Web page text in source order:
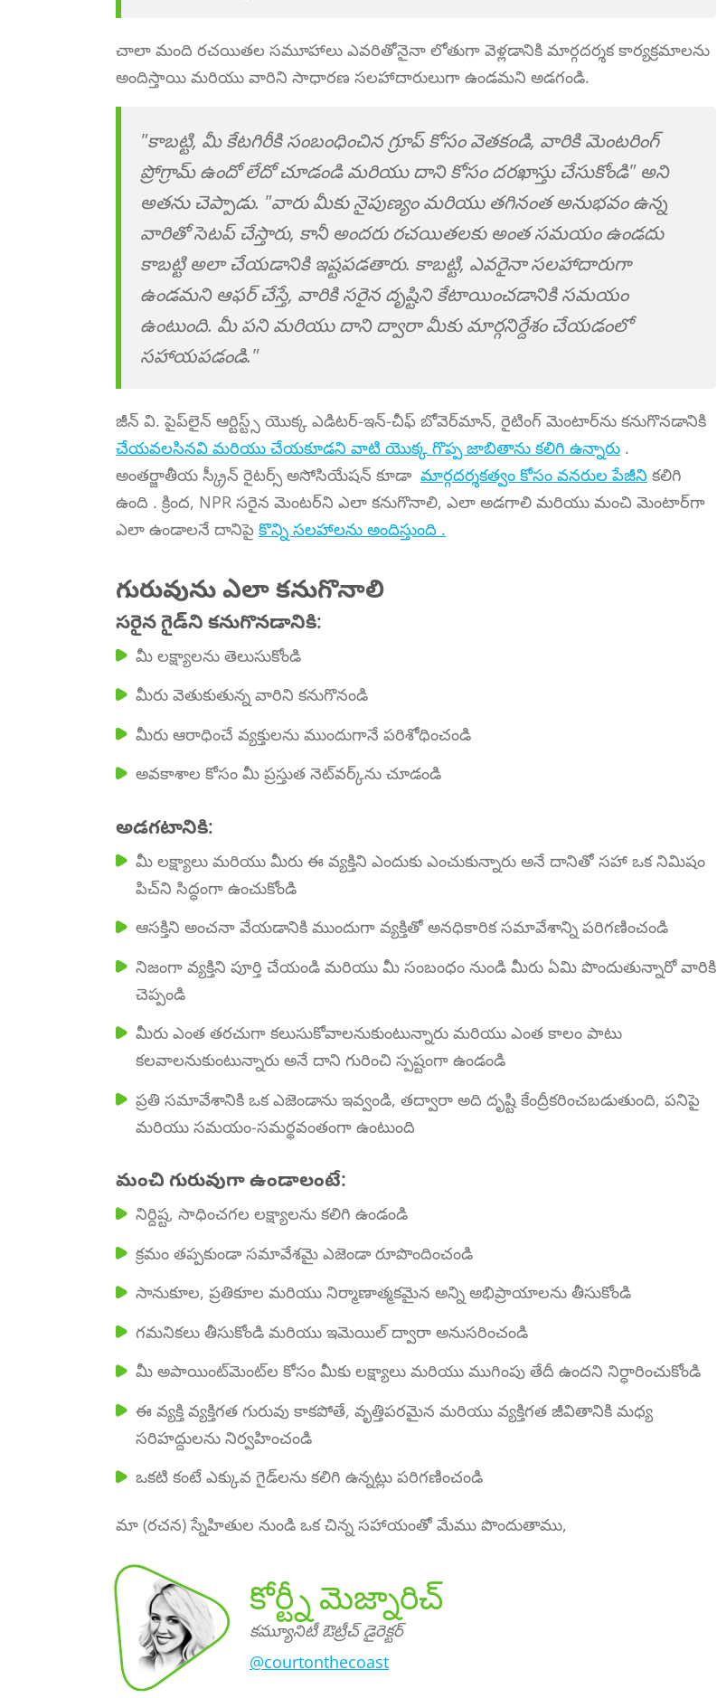
చాలా మంది రచయితల సమూహాలు ఎవరితోనైనా లోతుగా వెళ్లడానికి మార్గదర్శక కార్యక్రమాలను
అందిస్తాయి మరియు వారిని సాధారణ సలహాదారులుగా ఉండమని అడగండి.
"కాబట్టి, మీ కేటగిరీకి సంబంధించిన గ్రూప్ కోసం వెతకండి, వారికి మెంటరింగ్
ప్రోగ్రామ్ ఉందో లేదో చూడండి మరియు దాని కోసం దరఖాస్తు చేసుకోండి" అని
అతను చెప్పాడు. "వారు మీకు నైపుణ్యం మరియు తగినంత అనుభవం ఉన్న
వారితో సెటప్ చేస్తారు, కానీ అందరు రచయితలకు అంత సమయం ఉండదు
కాబట్టి అలా చేయడానికి ఇష్టపడతారు. కాబట్టి, ఎవరైనా సలహాదారుగా
ఉండమని ఆఫర్ చేస్తే, వారికి సరైన దృష్టిని కేటాయించడానికి సమయం
ఉంటుంది. మీ పని మరియు దాని ద్వారా మీకు మార్గనిర్దేశం చేయడంలో
సహాయపడండి."
జీన్ వి. పైప్‌లైన్ ఆర్టిస్ట్స్ యొక్క ఎడిటర్-ఇన్-చీఫ్ బోవెర్‌మాన్, రైటింగ్ మెంటార్‌ను కనుగొనడానికి
చేయవలసినవి మరియు చేయకూడని వాటి యొక్క గొప్ప జాబితాను కలిగి ఉన్నారు .
అంతర్జాతీయ స్క్రీన్ రైటర్స్ అసోసియేషన్ కూడా మార్గదర్శకత్వం కోసం వనరుల పేజీని కలిగి
ఉంది . క్రింద, NPR సరైన మెంటర్‌ని ఎలా కనుగొనాలి, ఎలా అడగాలి మరియు మంచి మెంటార్‌గా
ఎలా ఉండాలనే దానిపై కొన్ని సలహాలను అందిస్తుంది .
గురువును ఎలా కనుగొనాలి
సరైన గైడ్‌ని కనుగొనడానికి:
మీ లక్ష్యాలను తెలుసుకోండి
మీరు వెతుకుతున్న వారిని కనుగొనండి
మీరు ఆరాధించే వ్యక్తులను ముందుగానే పరిశోధించండి
అవకాశాల కోసం మీ ప్రస్తుత నెట్‌వర్క్‌ను చూడండి
అడగటానికి:
మీ లక్ష్యాలు మరియు మీరు ఈ వ్యక్తిని ఎందుకు ఎంచుకున్నారు అనే దానితో సహా ఒక నిమిషం
పిచ్‌ని సిద్ధంగా ఉంచుకోండి
ఆసక్తిని అంచనా వేయడానికి ముందుగా వ్యక్తితో అనధికారిక సమావేశాన్ని పరిగణించండి
నిజంగా వ్యక్తిని పూర్తి చేయండి మరియు మీ సంబంధం నుండి మీరు ఏమి పొందుతున్నారో వారికి
చెప్పండి
మీరు ఎంత తరచుగా కలుసుకోవాలనుకుంటున్నారు మరియు ఎంత కాలం పాటు
కలవాలనుకుంటున్నారు అనే దాని గురించి స్పష్టంగా ఉండండి
ప్రతి సమావేశానికి ఒక ఎజెండాను ఇవ్వండి, తద్వారా అది దృష్టి కేంద్రీకరించబడుతుంది, పనిపై
మరియు సమయం-సమర్థవంతంగా ఉంటుంది
మంచి గురువుగా ఉండాలంటే:
నిర్దిష్ట, సాధించగల లక్ష్యాలను కలిగి ఉండండి
క్రమం తప్పకుండా సమావేశమై ఎజెండా రూపొందించండి
సానుకూల, ప్రతికూల మరియు నిర్మాణాత్మకమైన అన్ని అభిప్రాయాలను తీసుకోండి
గమనికలు తీసుకోండి మరియు ఇమెయిల్ ద్వారా అనుసరించండి
మీ అపాయింట్‌మెంట్‌ల కోసం మీకు లక్ష్యాలు మరియు ముగింపు తేదీ ఉందని నిర్ధారించుకోండి
ఈ వ్యక్తి వ్యక్తిగత గురువు కాకపోతే, వృత్తిపరమైన మరియు వ్యక్తిగత జీవితానికి మధ్య
సరిహద్దులను నిర్వహించండి
ఒకటి కంటే ఎక్కువ గైడ్‌లను కలిగి ఉన్నట్లు పరిగణించండి
మా (రచన) స్నేహితుల నుండి ఒక చిన్న సహాయంతో మేము పొందుతాము,
కోర్ట్నీ మె
జ్నారిచ్,
క
మ్యూనిటీ
ఔట్రీచ్
డైరెక్టర్
కోర్ట్నీ మెజ్నారిచ్
కమ్యూనిటీ ఔట్రీచ్ డైరెక్టర్
@courtonthecoast